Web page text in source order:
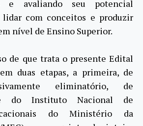
e avaliando seu potencial
com conceitos e produzir
nível de Ensino Superior.
de que trata o presente Edital
duas etapas, a primeira, de
eliminatório, de
do Instituto Nacional de
do Ministério da